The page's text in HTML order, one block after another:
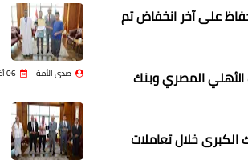
و53.00 جنيه للبيع، ليستمر في الحفاظ على آخر انخفاض تم
في البنك الأهلي المصري وبنك
أقل سعر بيع بين البنوك الكبرى خلال تعاملات
صدى الأمة 06 أغسطس 2026